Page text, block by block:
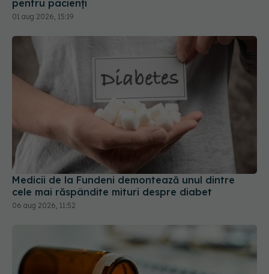
Medicii de la Fundeni demontează unul dintre
cele mai răspândite mituri despre diabet
06 aug 2026, 11:52